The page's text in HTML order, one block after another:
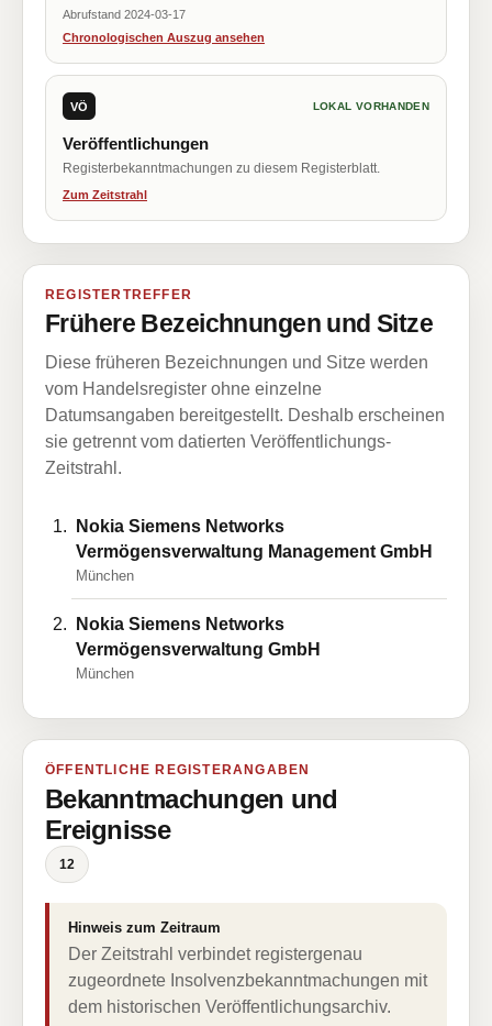
Abrufstand 2024-03-17
Chronologischen Auszug ansehen
VÖ LOKAL VORHANDEN
Veröffentlichungen
Registerbekanntmachungen zu diesem Registerblatt.
Zum Zeitstrahl
REGISTERTREFFER
Frühere Bezeichnungen und Sitze
Diese früheren Bezeichnungen und Sitze werden
vom Handelsregister ohne einzelne
Datumsangaben bereitgestellt. Deshalb erscheinen
sie getrennt vom datierten Veröffentlichungs-
Zeitstrahl.
Nokia Siemens Networks
Vermögensverwaltung Management GmbH
München
Nokia Siemens Networks
Vermögensverwaltung GmbH
München
ÖFFENTLICHE REGISTERANGABEN
Bekanntmachungen und
Ereignisse
12
Hinweis zum Zeitraum
Der Zeitstrahl verbindet registergenau
zugeordnete Insolvenzbekanntmachungen mit
dem historischen Veröffentlichungsarchiv.